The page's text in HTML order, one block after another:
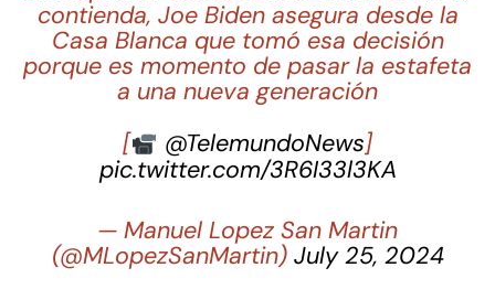
contienda, Joe Biden asegura desde la
Casa Blanca que tomó esa decisión
porque es momento de pasar la estafeta
a una nueva generación
[
@TelemundoNews]
pic.twitter.com/3R6I33l3KA
— Manuel Lopez San Martin
(@MLopezSanMartin) July 25, 2024